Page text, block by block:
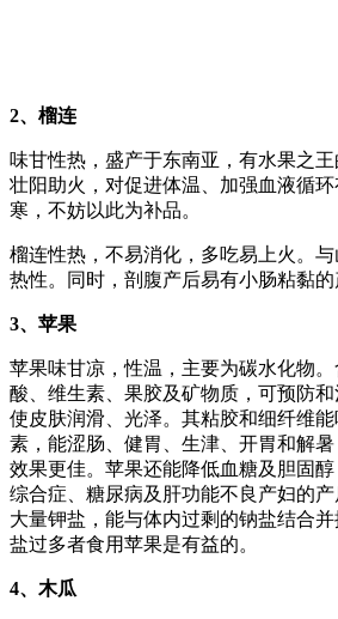
2、榴连
味甘性热，盛产于东南亚，有水果之
壮阳助火，对促进体温、加强血液循
寒，不妨以此为补品。
榴连性热，不易消化，多吃易上火。
热性。同时，剖腹产后易有小肠粘黏的
3、苹果
苹果味甘凉，性温，主要为碳水化物
酸、维生素、果胶及矿物质，可预防和
使皮肤润滑、光泽。其粘胶和细纤维
素，能涩肠、健胃、生津、开胃和解
效果更佳。苹果还能降低血糖及胆固
综合症、糖尿病及肝功能不良产妇的
大量钾盐，能与体内过剩的钠盐结合
盐过多者食用苹果是有益的。
4、木瓜